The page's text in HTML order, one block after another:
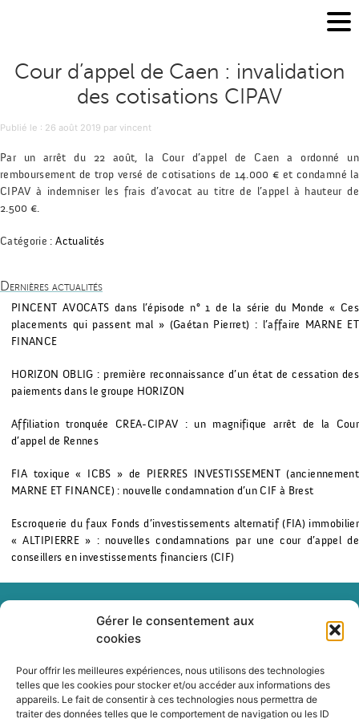
Gérer le consentement aux
cookies
Pour offrir les meilleures expériences, nous utilisons des technologies
telles que les cookies pour stocker et/ou accéder aux informations des
appareils. Le fait de consentir à ces technologies nous permettra de
traiter des données telles que le comportement de navigation ou les ID
Cour d’appel de Caen : invalidation
des cotisations CIPAV
Publié le
Publié le : 26 août 2019 par vincent
Par un arrêt du 22 août, la Cour d’appel de Caen a ordonné un
remboursement de trop versé de cotisations de 14.000 € et condamné la
CIPAV à indemniser les frais d’avocat au titre de l’appel à hauteur de
2.500 €.
Catégorie :Actualités
Dernières actualités
PINCENT AVOCATS dans l’épisode n° 1 de la série du Monde « Ces
placements qui passent mal » (Gaétan Pierret) : l’affaire MARNE ET
FINANCE
HORIZON OBLIG : première reconnaissance d’un état de cessation des
paiements dans le groupe HORIZON
Affiliation tronquée CREA-CIPAV : un magnifique arrêt de la Cour
d’appel de Rennes
FIA toxique « ICBS » de PIERRES INVESTISSEMENT (anciennement
MARNE ET FINANCE) : nouvelle condamnation d’un CIF à Brest
Escroquerie du faux Fonds d’investissements alternatif (FIA) immobilier
« ALTIPIERRE » : nouvelles condamnations par une cour d’appel de
conseillers en investissements financiers (CIF)
+33(0)1 84 79 10 56